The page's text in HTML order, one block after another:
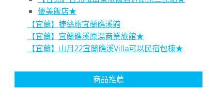
優美飯店★
【宜蘭】捷絲旅宜蘭礁溪館
【宜蘭】宜蘭礁溪原湯商業旅館★
【宜蘭】山月22宜蘭礁溪Villa可以民宿包棟★
商品推薦